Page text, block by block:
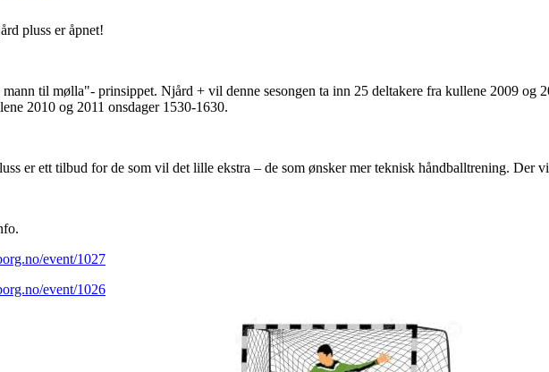
pluss er åpnet!
mann til mølla"- prinsippet. Njård + vil denne sesongen ta inn 25 deltakere fra kullene 2009 og
2010 og 2011 onsdager 1530-1630.
er ett tilbud for de som vil det lille ekstra – de som ønsker merteknisk håndballtrening. Der
event/1027
event/1026